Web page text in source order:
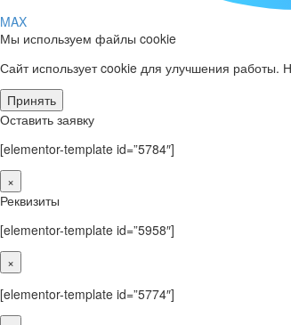
MAX
Мы используем файлы cookie
Сайт использует cookie для улучшения
Принять
Оставить заявку
[elementor-template id=”5784″]
×
Реквизиты
[elementor-template id=”5958″]
×
[elementor-template id=”5774″]